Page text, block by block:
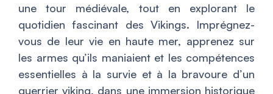
une tour médiévale, tout en explorant le
quotidien fascinant des Vikings. Imprégnez-
vous de leur vie en haute mer, apprenez sur
les armes qu’ils maniaient et les compétences
essentielles à la survie et à la bravoure d’un
guerrier viking, dans une immersion historique